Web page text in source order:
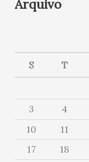
Arquivo
S T
3
4
10
11
17
18